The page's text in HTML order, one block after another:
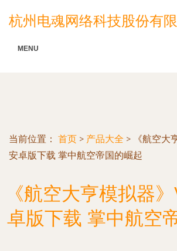
杭州电魂网络科技股份有
MENU
当前位置： 首页 > 产品大全 >
《航空大
安卓版下载 掌中航空帝国的崛起
《航空大亨模拟器
卓版下载 掌中航空